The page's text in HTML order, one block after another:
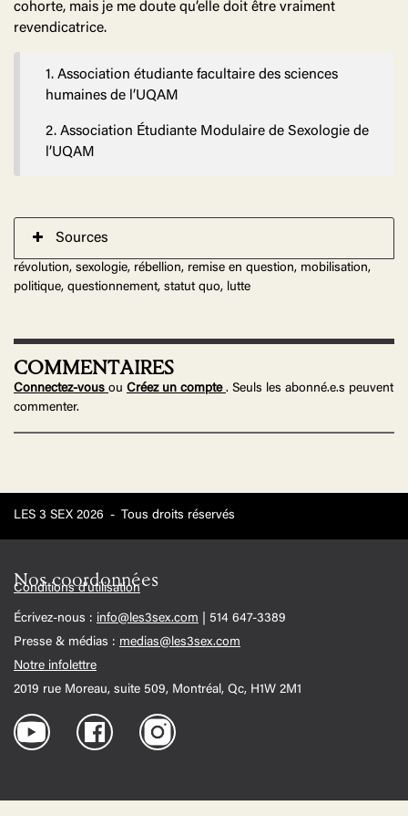
cohorte, mais je me doute qu’elle doit être vraiment
revendicatrice.
1. Association étudiante facultaire des sciences
humaines de l’UQAM
2. Association Étudiante Modulaire de Sexologie de
l’UQAM
Sources
révolution, sexologie, rébellion, remise en question, mobilisation,
politique, questionnement, statut quo, lutte
COMMENTAIRES
Connectez-vous ou Créez un compte . Seuls les abonné.e.s peuvent
commenter.
LES 3 SEX 2026 - Tous droits réservés
Conditions d'utilisation
Nos coordonnées
Écrivez-nous : info@les3sex.com | 514 647-3389
Presse & médias : medias@les3sex.com
Notre infolettre
2019 rue Moreau, suite 509, Montréal, Qc, H1W 2M1